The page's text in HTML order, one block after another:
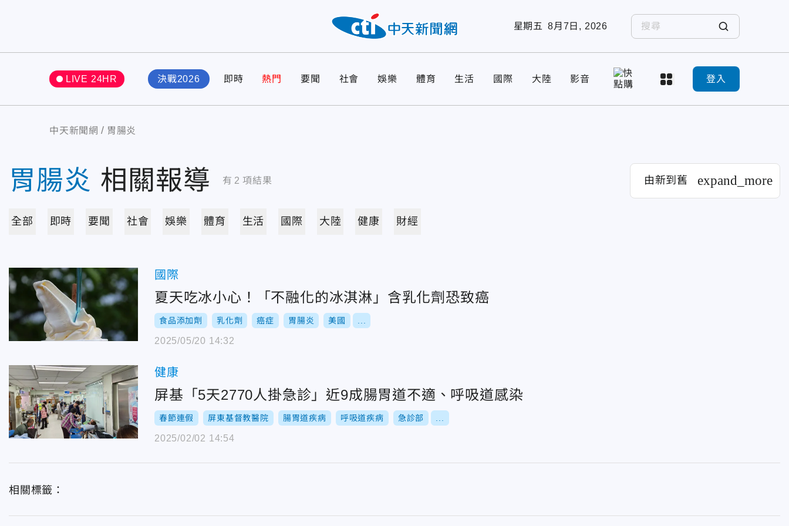
星期五 8月7日, 2026
LIVE 24HR 決戰2026 即時 熱門 要聞 社會 娛樂 體育 生活 國際 大陸 影音 登入
中天新聞網 胃腸炎
胃腸炎 相關報導 有 2 項結果 由新到舊 expand_more
全部 即時 要聞 社會 娛樂 體育 生活 國際 大陸 健康 財經
國際
夏天吃冰小心！「不融化的冰淇淋」含乳化劑恐致癌
食品添加劑 乳化劑 癌症 胃腸炎 美國
2025/05/20 14:32
健康
屏基「5天2770人掛急診」近9成腸胃道不適、呼吸道感染
春節連假 屏東基督教醫院 腸胃道疾病 呼吸道疾病 急診部
2025/02/02 14:54
相關標籤：